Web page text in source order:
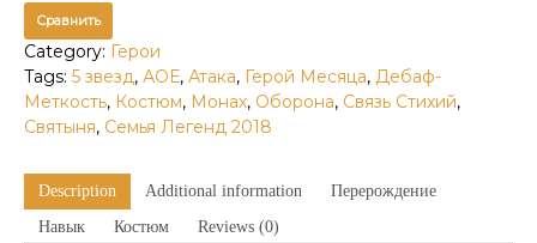
Сравнить
Category: Герои
Tags: 5 звезд, АОЕ, Атака, Герой Месяца, Дебаф-
Меткость, Костюм, Монах, Оборона, Связь Стихий,
Святыня, Семья Легенд 2018
Description Additional information
Перерождение
Навык
Костюм Reviews (0)